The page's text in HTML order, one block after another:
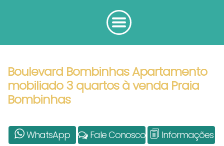
Boulevard Bombinhas Apartamento
mobiliado 3 quartos à venda Praia
Bombinhas
WhatsApp Fale Conosco
Informações